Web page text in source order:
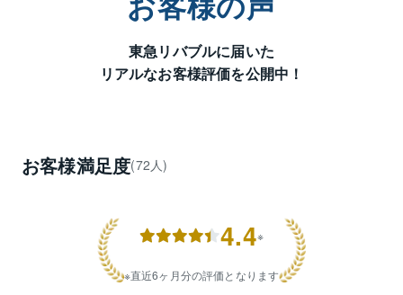
木・四谷上町・四谷下町・渡田・渡田山王町・
町・中幸町・幸町・神明町・戸出・戸手本町
おります「豊富な取引データ」に基づき、
お客様を「大切な家族や友人」と思い、一人ひとりの
居住用不動産は勿論、区分MSのオーナーチェンジ物件
や一棟収益（レジやテナント)、
事業用用地の取引、未公開情報のお取り扱いなども多
東急リバブルに届いた
リアルなお客様評価を公開中！
お客様満足度(72人)
4.4※
直近6ヶ月分の評価となります